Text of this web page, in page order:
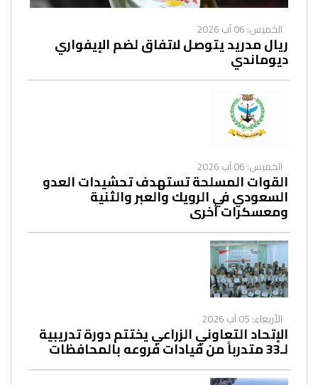
الخميس: 06 آب 2026
ريال مدريد يتوصل لاتفاق لضم الإيفواري
ديوماندي
الخميس: 06 آب 2026
القوات المسلحة تستهدف تحشيدات العدو
السعودي في الرويك والعبر والثنية
ومعسكرات أخرى
الأربعاء: 05 آب 2026
الإتحاد التعاوني الزراعي يختتم دورة تدريبية
لـ33 متدرباً من قيادات فروعه بالمحافظات